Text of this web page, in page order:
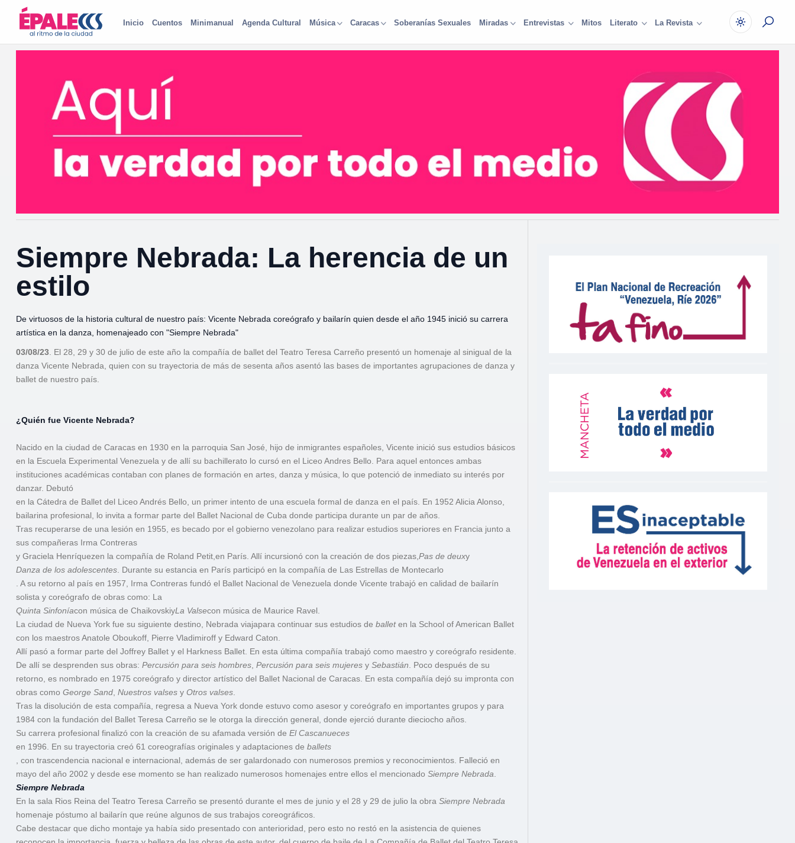
Inicio Cuentos Minimanual Agenda Cultural Música Caracas Soberanías Sexuales Miradas Entrevistas Mitos Literato La Revista
Siempre Nebrada: La herencia de un
estilo
De virtuosos de la historia cultural de nuestro país: Vicente Nebrada coreógrafo y bailarín quien desde el año 1945 inició su carrera
artística en la danza, homenajeado con "Siempre Nebrada"
03/08/23 . El 28, 29 y 30 de julio de este año la compañía de ballet del Teatro Teresa Carreño presentó un homenaje al sinigual de la
danza Vicente Nebrada, quien con su trayectoria de más de sesenta años asentó las bases de importantes agrupaciones de danza y
ballet de nuestro país.
¿Quién fue Vicente Nebrada?
Nacido en la ciudad de Caracas en 1930 en la parroquia San José, hijo de inmigrantes españoles, Vicente inició sus estudios básicos
en la Escuela Experimental Venezuela y de allí su bachillerato lo cursó en el Liceo Andres Bello. Para aquel entonces ambas
instituciones académicas contaban con planes de formación en artes, danza y música, lo que potenció de inmediato su interés por
danzar. Debutó
en la Cátedra de Ballet del Liceo Andrés Bello, un primer intento de una escuela formal de danza en el país. En 1952 Alicia Alonso,
bailarina profesional, lo invita a formar parte del Ballet Nacional de Cuba donde participa durante un par de años.
Tras recuperarse de una lesión en 1955, es becado por el gobierno venezolano para realizar estudios superiores en Francia junto a
sus compañeras Irma Contreras
y Graciela Henríquezen la compañía de Roland Petit, en París. Allí incursionó con la creación de dos piezas, Pas de deuxy
Danza de los adolescentes . Durante su estancia en París participó en la compañía de Las Estrellas de Montecarlo
. A su retorno al país en 1957, Irma Contreras fundó el Ballet Nacional de Venezuela donde Vicente trabajó en calidad de bailarín
solista y coreógrafo de obras como: La
Quinta Sinfoníacon música de ChaikovskiyLa Valsecon música de Maurice Ravel.
La ciudad de Nueva York fue su siguiente destino, Nebrada viajapara continuar sus estudios de balleten la School of American Ballet
con los maestros Anatole Oboukoff, Pierre Vladimiroff y Edward Caton.
Allí pasó a formar parte del Joffrey Ballet y el Harkness Ballet. En esta última compañía trabajó como maestro y coreógrafo residente.
De allí se desprenden sus obras: Percusión para seis hombres Percusión para seis mujeres y Sebastián . Poco después de su
retorno, es nombrado en 1975 coreógrafo y director artístico del Ballet Nacional de Caracas. En esta compañía dejó su impronta con
obras como George Sand Nuestros valses y Otros valses
Tras la disolución de esta compañía, regresa a Nueva York donde estuvo como asesor y coreógrafo en importantes grupos y para
1984 con la fundación del Ballet Teresa Carreño se le otorga la dirección general, donde ejerció durante dieciocho años.
Su carrera profesional finalizó con la creación de su afamada versión de El Cascanueces
en 1996. En su trayectoria creó 61 coreografías originales y adaptaciones de ballets
, con trascendencia nacional e internacional, además de ser galardonado con numerosos premios y reconocimientos. Falleció en
mayo del año 2002 y desde ese momento se han realizado numerosos homenajes entre ellos el mencionado Siempre Nebrada
Siempre Nebrada
En la sala Rios Reina del Teatro Teresa Carreño se presentó durante el mes de junio y el 28 y 29 de julio la obra Siempre Nebrada
homenaje póstumo al bailarín que reúne algunos de sus trabajos coreográficos.
Cabe destacar que dicho montaje ya había sido presentado con anterioridad, pero esto no restó en la asistencia de quienes